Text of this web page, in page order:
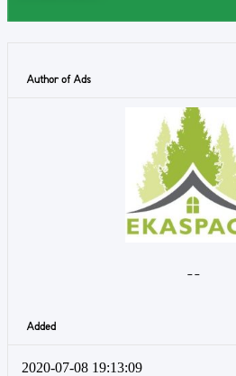
Author of Ads
- -
Added
2020-07-08 19:13:09